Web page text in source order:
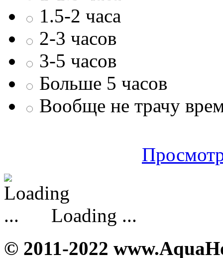
1.5-2 часа
2-3 часов
3-5 часов
Больше 5 часов
Вообще не трачу
Loading ...
© 2011-2022